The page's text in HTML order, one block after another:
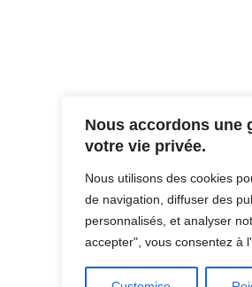
Nous accordons une
votre vie privée.
Nous utilisons des cookies
de navigation, diffuser des
personnalisés, et analyser
accepter", vous consentez à